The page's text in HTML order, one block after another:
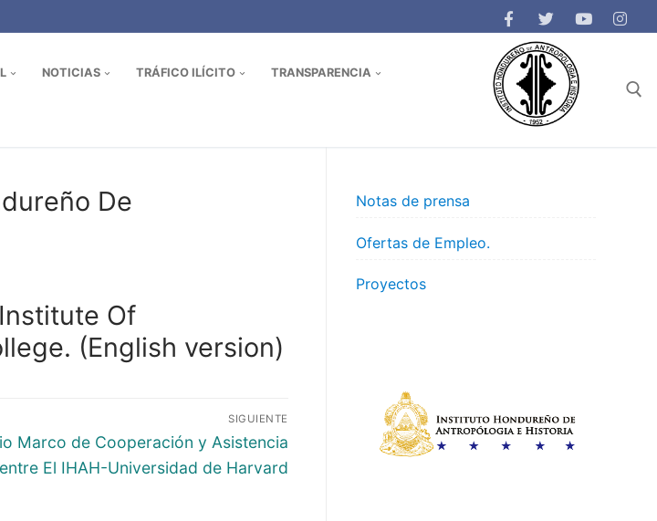
NOTICIAS TRÁFICO ILÍCITO TRANSPARENCIA
De
Of
(English version)
SIGUIENTE
Marco de Cooperación y Asistencia
El IHAH-Universidad de Harvard
Notas de prensa
Ofertas de Empleo.
Proyectos